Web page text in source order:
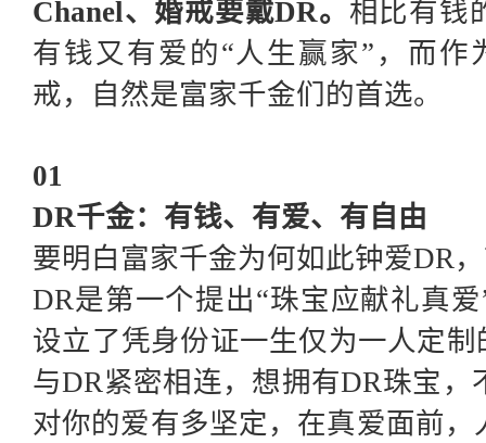
Chanel、婚戒要戴DR。 相比有钱
有钱又有爱的“人生赢家”，而
戒，自然是富家千金们的首选。
01
DR千金：有钱、有爱、有自由
要明白富家千金为何如此钟爱DR
DR是第一个提出“珠宝应献礼真
设立了凭身份证一生仅为一人定
与DR紧密相连，想拥有DR珠宝
对你的爱有多坚定，在真爱面前